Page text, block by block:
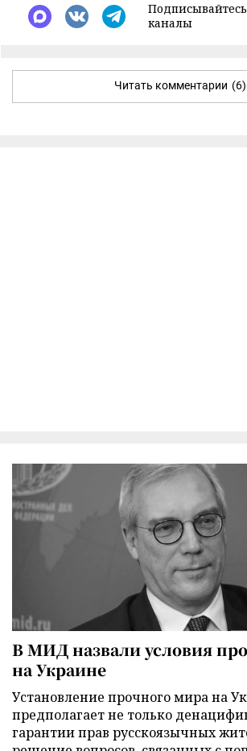
каналы
Читать комментарии (6)
В МИД назвали условия
на Украине
Установление прочного мира на
предполагает не только
гарантии прав русскоязычных